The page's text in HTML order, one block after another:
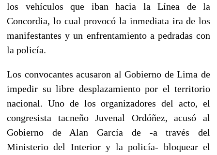
los vehículos que iban hacia la Línea de la
Concordia, lo cual provocó la inmediata ira de los
manifestantes y un enfrentamiento a pedradas con
la policía.
Los convocantes acusaron al Gobierno de Lima de
impedir su libre desplazamiento por el territorio
nacional. Uno de los organizadores del acto, el
congresista tacneño Juvenal Ordóñez, acusó al
Gobierno de Alan García de -a través del
Ministerio del Interior y la policía- bloquear el